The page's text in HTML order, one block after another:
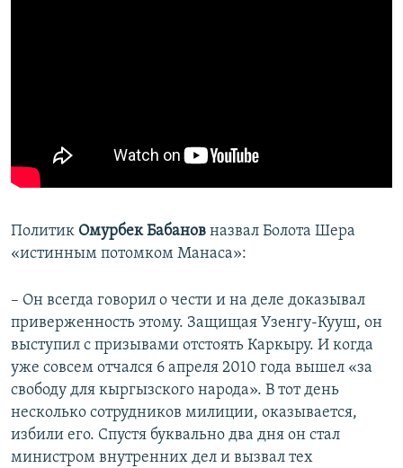
Политик Омурбек Бабанов назвал Болота Шера
«истинным потомком Манаса»:
– Он всегда говорил о чести и на деле доказывал
приверженность этому. Защищая Узенгу-Кууш, он
выступил с призывами отстоять Каркыру. И когда
уже совсем отчался 6 апреля 2010 года вышел «за
свободу для кыргызского народа». В тот день
несколько сотрудников милиции, оказывается,
избили его. Спустя буквально два дня он стал
министром внутренних дел и вызвал тех